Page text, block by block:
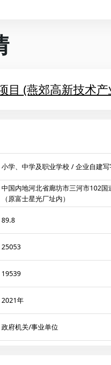
目 (燕郊高新技术
小学、中学及职业学校 / 企业自建
中国内地河北省廊坊市三河市102国
（原富士星光厂址内）
89.8
25053
19539
2021年
政府机关/事业单位